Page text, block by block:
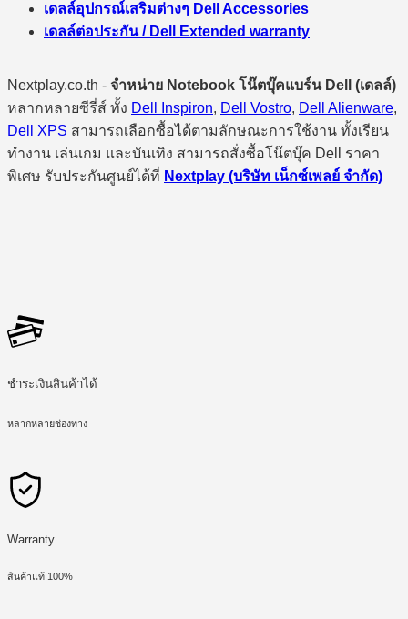
เดลล์อุปกรณ์เสริมต่างๆ Dell Accessories
เดลล์ต่อประกัน / Dell Extended warranty
Nextplay.co.th - จำหน่าย Notebook โน๊ตบุ๊คแบร์น Dell (เดลล์)
หลากหลายซีรี่ส์ ทั้ง Dell Inspiron, Dell Vostro, Dell Alienware,
Dell XPS สามารถเลือกซื้อได้ตามลักษณะการใช้งาน ทั้งเรียน
ทำงาน เล่นเกม และบันเทิง สามารถสั่งซื้อโน๊ตบุ๊ค Dell ราคา
พิเศษ รับประกันศูนย์ได้ที่ Nextplay (บริษัท เน็กซ์เพลย์ จำกัด)
ชำระเงินสินค้าได้
หลากหลายช่องทาง
Warranty
สินค้าแท้ 100%